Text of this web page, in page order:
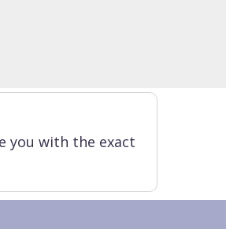
you with the exact